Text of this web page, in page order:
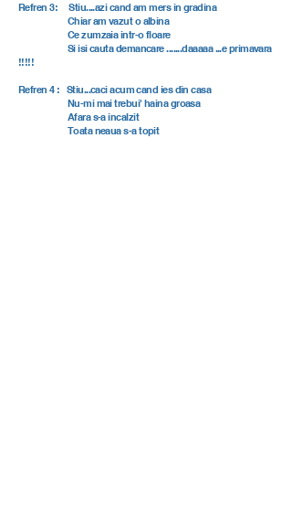
Refren 3: Stiu....azi cand am mers in gradina
Chiar am vazut o albina
Ce zumzaia intr-o floare
Si isi cauta demancare .......daaaaa ...e primavara
!!!!!
Refren 4 : Stiu...caci acum cand ies din casa
Nu-mi mai trebui' haina groasa
Afara s-a incalzit
Toata neaua s-a topit